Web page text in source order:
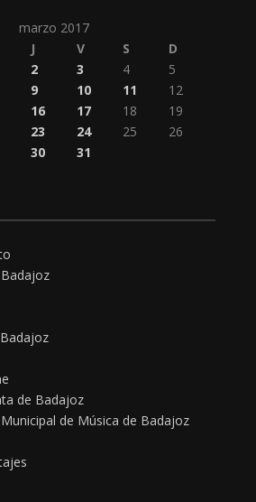
marzo 2017
J V S
D
2 3 4
5
9 10 11
12
16 17 18
19
23 24 25
26
30
31
de Badajoz
de Música de Badajoz